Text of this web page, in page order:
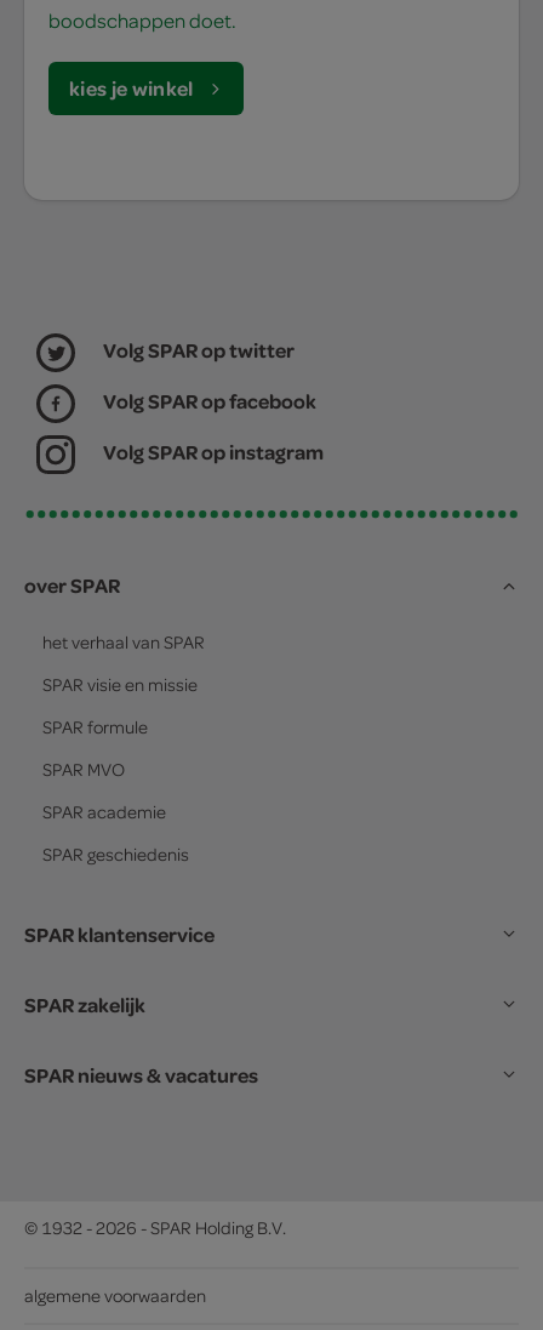
boodschappen doet.
kies je winkel
Volg SPAR op twitter
Volg SPAR op facebook
Volg SPAR op instagram
over SPAR
het verhaal van SPAR
SPAR visie en missie
SPAR formule
SPAR MVO
SPAR academie
SPAR geschiedenis
SPAR klantenservice
SPAR zakelijk
SPAR nieuws & vacatures
© 1932 - 2026 - SPAR Holding B.V.
algemene voorwaarden